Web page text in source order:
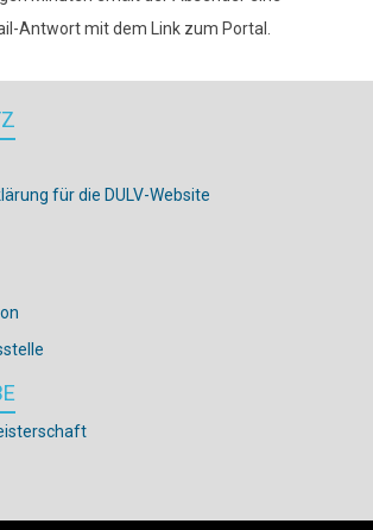
Antwort mit dem Link zum Portal.
für die DULV-Website